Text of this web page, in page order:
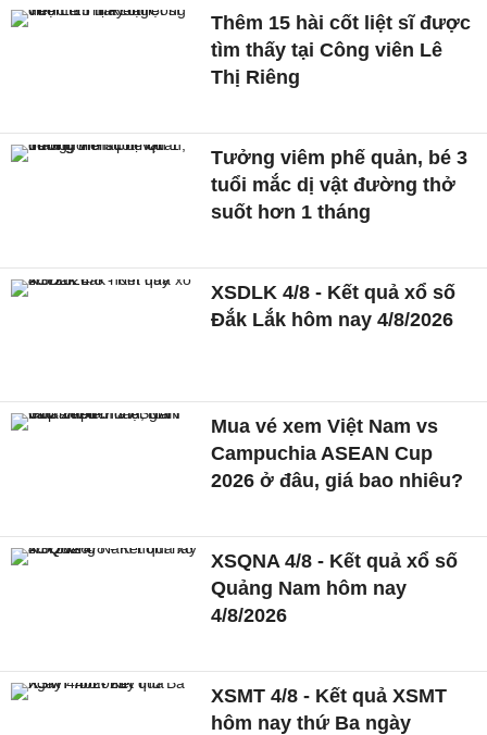
Thêm 15 hài cốt liệt sĩ được
tìm thấy tại Công viên Lê
Thị Riêng
Tưởng viêm phế quản, bé 3
tuổi mắc dị vật đường thở
suốt hơn 1 tháng
XSDLK 4/8 - Kết quả xổ số
Đắk Lắk hôm nay 4/8/2026
Mua vé xem Việt Nam vs
Campuchia ASEAN Cup
2026 ở đâu, giá bao nhiêu?
XSQNA 4/8 - Kết quả xổ số
Quảng Nam hôm nay
4/8/2026
XSMT 4/8 - Kết quả XSMT
hôm nay thứ Ba ngày